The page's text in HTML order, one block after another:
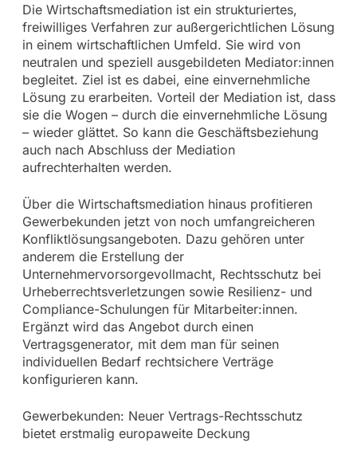
Die Wirtschaftsmediation ist ein strukturiertes,
freiwilliges Verfahren zur außergerichtlichen Lösung
in einem wirtschaftlichen Umfeld. Sie wird von
neutralen und speziell ausgebildeten Mediator:innen
begleitet. Ziel ist es dabei, eine einvernehmliche
Lösung zu erarbeiten. Vorteil der Mediation ist, dass
sie die Wogen – durch die einvernehmliche Lösung
– wieder glättet. So kann die Geschäftsbeziehung
auch nach Abschluss der Mediation
aufrechterhalten werden.
Über die Wirtschaftsmediation hinaus profitieren
Gewerbekunden jetzt von noch umfangreicheren
Konfliktlösungsangeboten. Dazu gehören unter
anderem die Erstellung der
Unternehmervorsorgevollmacht, Rechtsschutz bei
Urheberrechtsverletzungen sowie Resilienz- und
Compliance-Schulungen für Mitarbeiter:innen.
Ergänzt wird das Angebot durch einen
Vertragsgenerator, mit dem man für seinen
individuellen Bedarf rechtsichere Verträge
konfigurieren kann.
Gewerbekunden: Neuer Vertrags-Rechtsschutz
bietet erstmalig europaweite Deckung